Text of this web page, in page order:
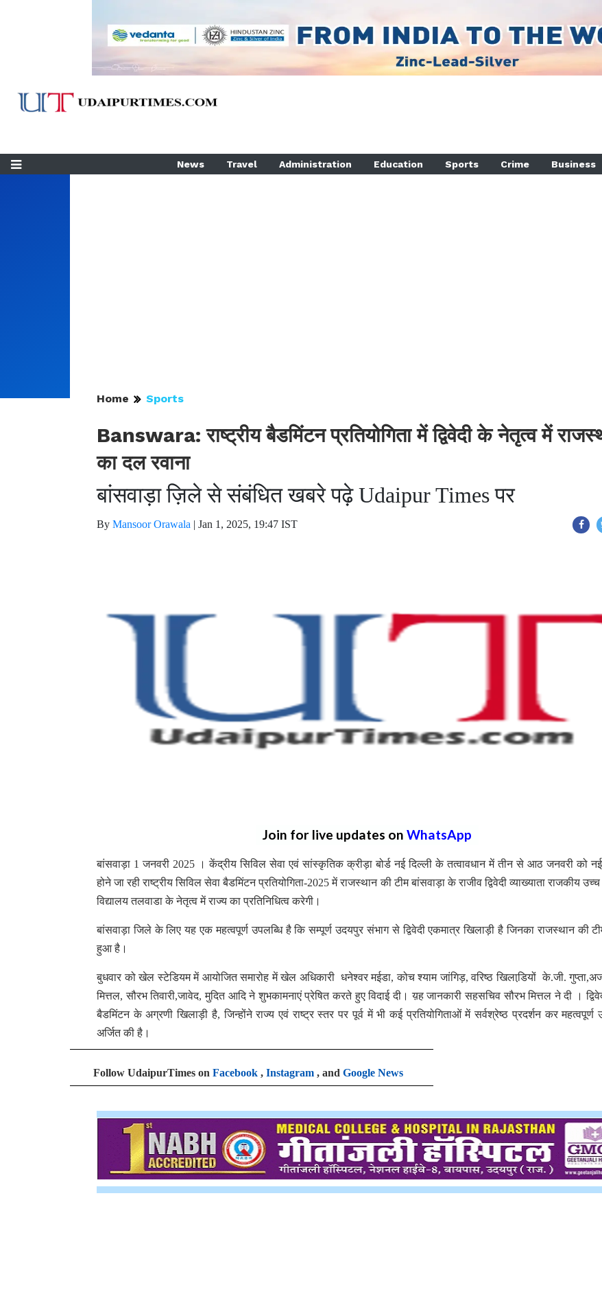
News Travel Administration Education Sports Crime Business
Home Sports
Banswara: राष्ट्रीय बैडमिंटन प्रतियोगिता में द्विवेदी के नेतृत्व में
का दल रवाना
बांसवाड़ा ज़िले से संबंधित खबरे पढ़े Udaipur Times पर
By Mansoor Orawala | Jan 1, 2025, 19:47 IST
Join for live updates on WhatsApp
बांसवाड़ा 1 जनवरी 2025 । केंद्रीय सिविल सेवा एवं सांस्कृतिक क्रीड़ा बोर्ड नई दिल्ली के तत्वावधान में तीन से आठ जनवरी को
होने जा रही राष्ट्रीय सिविल सेवा बैडमिंटन प्रतियोगिता-2025 में राजस्थान की टीम बांसवाड़ा के राजीव द्विवेदी व्याख्याता राजकीय
विद्यालय तलवाडा के नेतृत्व में राज्य का प्रतिनिधित्व करेगी।
बांसवाड़ा जिले के लिए यह एक महत्वपूर्ण उपलब्धि है कि सम्पूर्ण उदयपुर संभाग से द्विवेदी एकमात्र खिलाड़ी है जिनका राजस्थान की
हुआ है।
बुधवार को खेल स्टेडियम में आयोजित समारोह में खेल अधिकारी धनेश्वर मईडा, कोच श्याम जांगिड़, वरिष्ठ खिलाडि़यों के.जी.
मित्तल, सौरभ तिवारी,जावेद, मुदित आदि ने शुभकामनाएं प्रेषित करते हुए विदाई दी। य़ह जानकारी सहसचिव सौरभ मित्तल ने दी ।
बैडमिंटन के अग्रणी खिलाड़ी है, जिन्होंने राज्य एवं राष्ट्र स्तर पर पूर्व में भी कई प्रतियोगिताओं में सर्वश्रेष्ठ प्रदर्शन कर महत्वपूर्ण
अर्जित की है।
Follow UdaipurTimes on Facebook , Instagram , and Google News